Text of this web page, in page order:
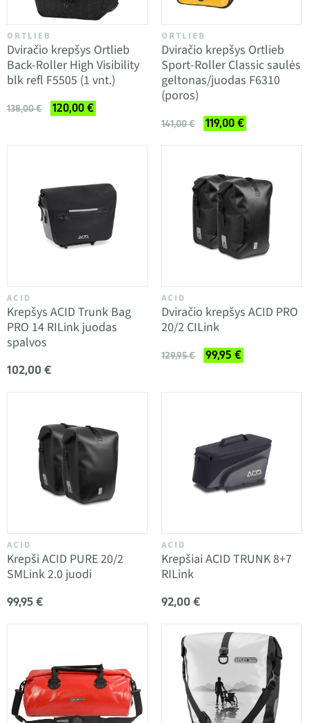
ORTLIEB
Dviračio krepšys Ortlieb
Back-Roller High Visibility
blk refl F5505 (1 vnt.)
138,00 € 120,00 €
ORTLIEB
Dviračio krepšys Ortlieb
Sport-Roller Classic saulės
geltonas/juodas F6310
(poros)
141,00 € 119,00 €
ACID
Krepšys ACID Trunk Bag
PRO 14 RILink juodas
spalvos
102,00 €
ACID
Dviračio krepšys ACID PRO
20/2 CILink
129,95 € 99,95 €
ACID
Krepši ACID PURE 20/2
SMLink 2.0 juodi
99,95 €
ACID
Krepšiai ACID TRUNK 8+7
RILink
92,00 €